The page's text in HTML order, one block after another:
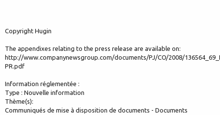
Copyright Hugin
The appendixes relating to the press release are available on:
http://www.companynewsgroup.com/documents/PJ/CO/2008/
PR.pdf
Information réglementée :
Type : Nouvelle information
Thème(s):
Communiqués de mise à disposition de documents - Documents